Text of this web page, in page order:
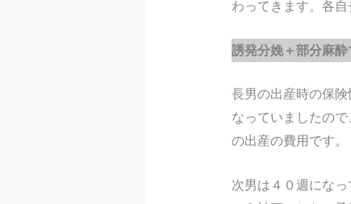
わってきます。各自
誘発分娩＋部分麻
長男の出産時の保
なっていましたの
の出産の費用です。
次男は４０週にな